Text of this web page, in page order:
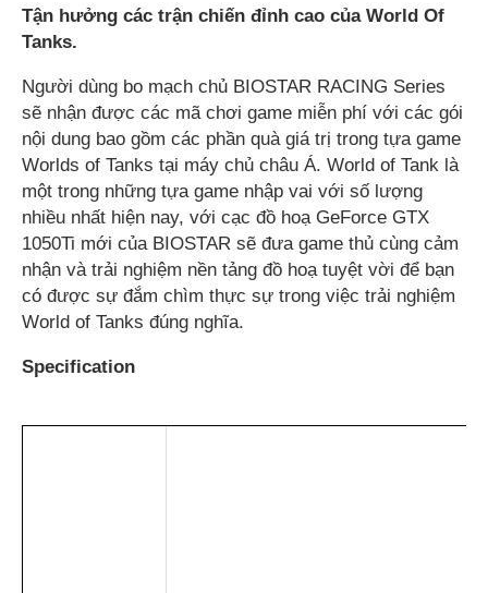
Tận hưởng các trận chiến đỉnh cao của World Of
Tanks.
Người dùng bo mạch chủ BIOSTAR RACING Series
sẽ nhận được các mã chơi game miễn phí với các gói
nội dung bao gồm các phần quà giá trị trong tựa game
Worlds of Tanks tại máy chủ châu Á. World of Tank là
một trong những tựa game nhập vai với số lượng
nhiều nhất hiện nay, với cạc đồ hoạ GeForce GTX
1050Ti mới của BIOSTAR sẽ đưa game thủ cùng cảm
nhận và trải nghiệm nền tảng đồ hoạ tuyệt vời để bạn
có được sự đắm chìm thực sự trong việc trải nghiệm
World of Tanks đúng nghĩa.
Specification